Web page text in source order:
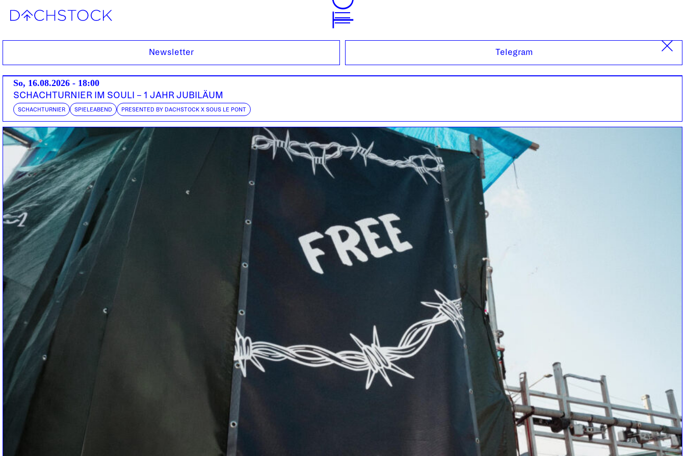
IT | Offset, Three One G
Newsletter Telegram
So, 16.08.2026 - 18:00
SCHACHTURNIER IM SOULI – 1 JAHR JUBILÄUM
SCHACHTURNIER SPIELEABEND PRESENTED BY DACHSTOCK X SOUS LE PONT